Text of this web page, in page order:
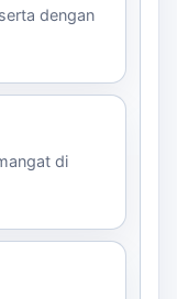
dengan
di